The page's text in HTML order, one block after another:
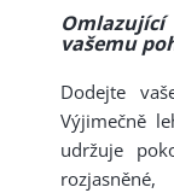
vašemu
Dodejte
Výjimečně
udržuje